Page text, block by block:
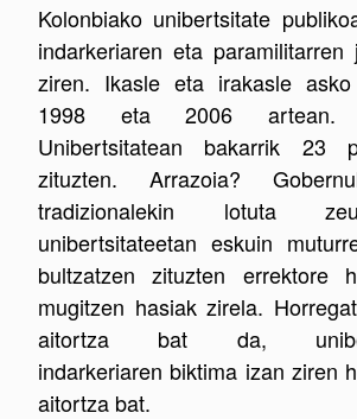
Kolonbiako unibertsitate
indarkeriaren eta paramilitarren
ziren. Ikasle eta irakasle
1998 eta 2006 artean.
Unibertsitatean bakarrik 23
zituzten. Arrazoia?
tradizionalekin lotuta
unibertsitateetan eskuin
bultzatzen zituzten errektore
mugitzen hasiak zirela.
aitortza bat da,
indarkeriaren biktima izan ziren
aitortza bat.